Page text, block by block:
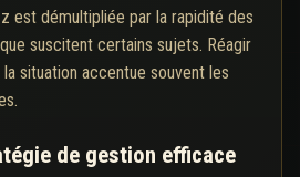
est démultipliée par la rapidité des
suscitent certains sujets. Réagir
situation accentue souvent les
de gestion efficace